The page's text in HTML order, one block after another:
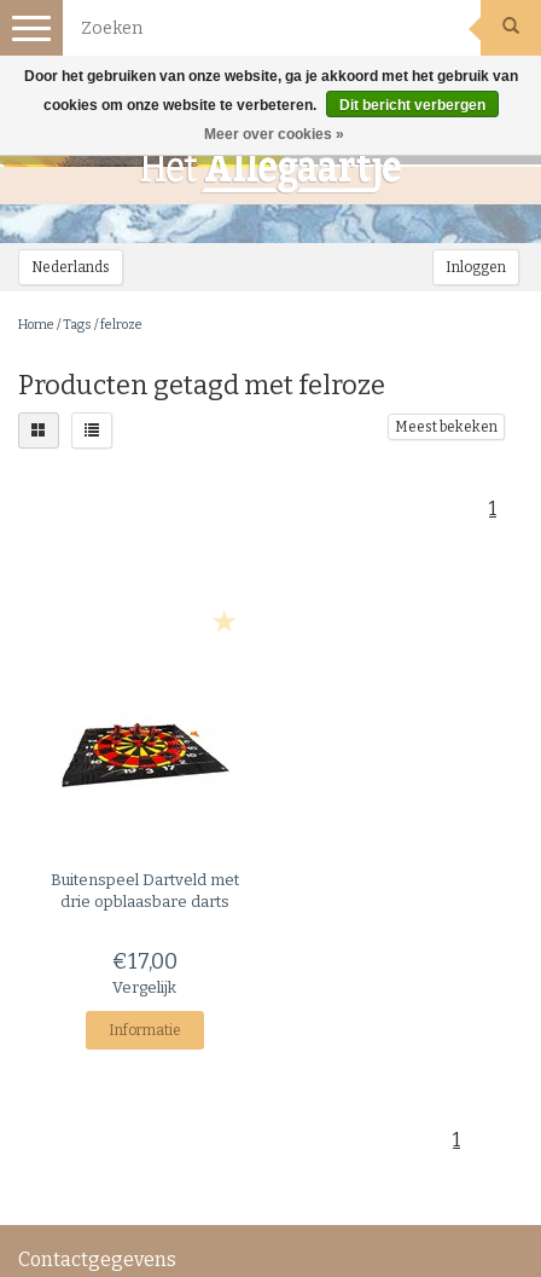
Nederlands Inloggen
Toggle
navigation
Home /Tags /felroze
Producten getagd met felroze
Meest bekeken
1
BuitenspeelDartveld met
drie opblaasbare darts
€17,00
Vergelijk
Informatie
1
Contactgegevens
Door het gebruiken van onze website, ga je akkoord met het gebruik van
cookies om onze website te verbeteren.
Dit bericht verbergen
Meer over cookies »